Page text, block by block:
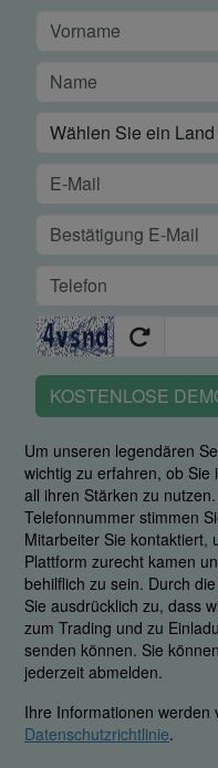
KOSTENLOSE
Um unseren legendären
wichtig zu erfahren, ob
all ihren Stärken zu
Telefonnummer stimmen
Mitarbeiter Sie kontaktiert,
Plattform zurecht kamen
behilflich zu sein. Durch
Sie ausdrücklich zu, dass
zum Trading und zu
senden können. Sie
jederzeit abmelden.
Ihre Informationen werden
Datenschutzrichtlinie.